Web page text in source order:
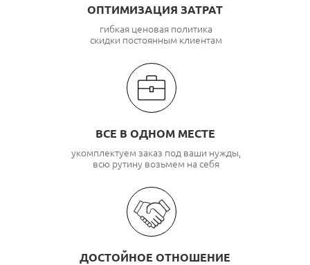
ОПТИМИЗАЦИЯ ЗАТРАТ
гибкая ценовая политика
скидки постоянным клиентам
ВСЕ В ОДНОМ МЕСТЕ
укомплектуем заказ под ваши нужды,
всю рутину возьмем на себя
ДОСТОЙНОЕ ОТНОШЕНИЕ